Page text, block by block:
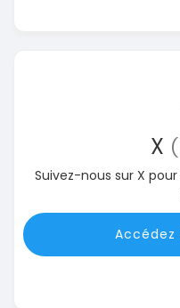
X
Suivez-nous sur X
Accédez